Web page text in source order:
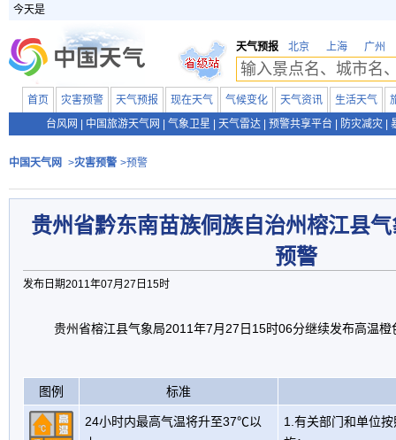
今天是
天气预报 北京 上海 广州
首页 灾害预警 天气预报 现在天气 气候变化 天气资讯 生活天气
台风网
中国旅游天气网 气象卫星 天气雷达 预警共享平台 防灾减灾
中国天气网 >灾害预警 >预警
贵州省黔东南苗族侗族自治州榕江县
预警
发布日期2011年07月27日15时
贵州省榕江县气象局2011年7月27日15时06分继续发布高温橙
图例 标准
24小时内最高气温将升至37℃以
1.有关部门和单位